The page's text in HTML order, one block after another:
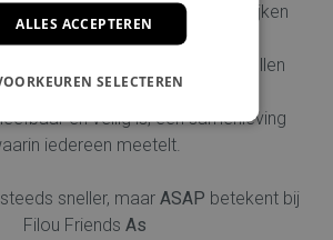
ook voor Future Proof
. We kijken
Filou Friends kinderen groot zullen
worden. Zij verdienen
en veilig is, een samenleving
iedereen meetelt.
sneller, maar ASAP betekent bij
Filou Friends As
ALLES ACCEPTEREN
SELECTEREN